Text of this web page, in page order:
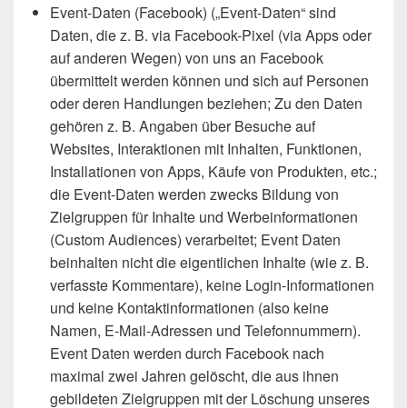
Event-Daten (Facebook) („Event-Daten“ sind
Daten, die z. B. via Facebook-Pixel (via Apps oder
auf anderen Wegen) von uns an Facebook
übermittelt werden können und sich auf Personen
oder deren Handlungen beziehen; Zu den Daten
gehören z. B. Angaben über Besuche auf
Websites, Interaktionen mit Inhalten, Funktionen,
Installationen von Apps, Käufe von Produkten, etc.;
die Event-Daten werden zwecks Bildung von
Zielgruppen für Inhalte und Werbeinformationen
(Custom Audiences) verarbeitet; Event Daten
beinhalten nicht die eigentlichen Inhalte (wie z. B.
verfasste Kommentare), keine Login-Informationen
und keine Kontaktinformationen (also keine
Namen, E-Mail-Adressen und Telefonnummern).
Event Daten werden durch Facebook nach
maximal zwei Jahren gelöscht, die aus ihnen
gebildeten Zielgruppen mit der Löschung unseres